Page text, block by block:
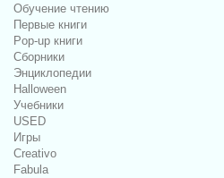
Обучение чтению
Первые книги
Pop-up книги
Сборники
Энциклопедии
Halloween
Учебники
USED
Игры
Creativo
Fabula